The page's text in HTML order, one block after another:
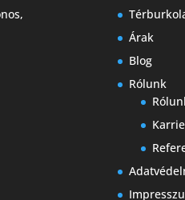
Árak
Blog
Rólunk